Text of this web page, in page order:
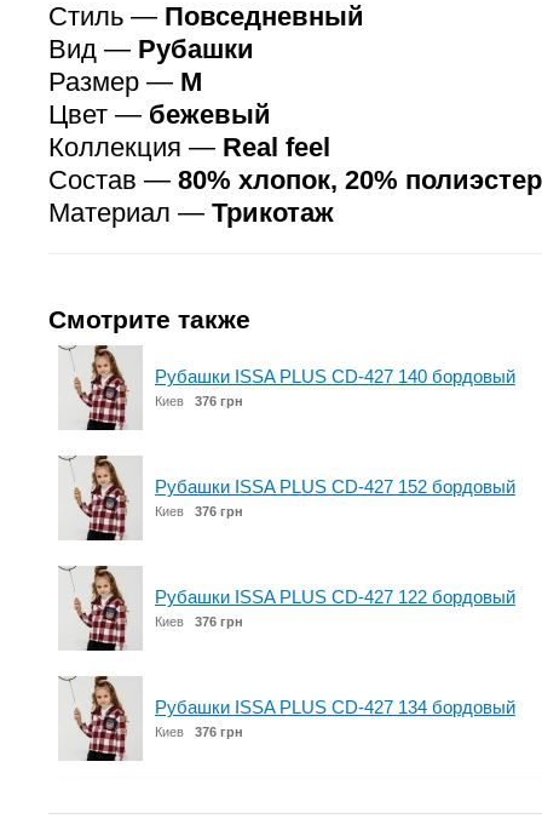
Стиль — Повседневный
Вид — Рубашки
Размер — M
Цвет — бежевый
Коллекция — Real feel
Состав — 80% хлопок, 20% полиэстер
Материал — Трикотаж
Смотрите также
Рубашки ISSA PLUS CD-427 140 бордовый
Киев 376 грн
Рубашки ISSA PLUS CD-427 152 бордовый
Киев 376 грн
Рубашки ISSA PLUS CD-427 122 бордовый
Киев 376 грн
Рубашки ISSA PLUS CD-427 134 бордовый
Киев 376 грн